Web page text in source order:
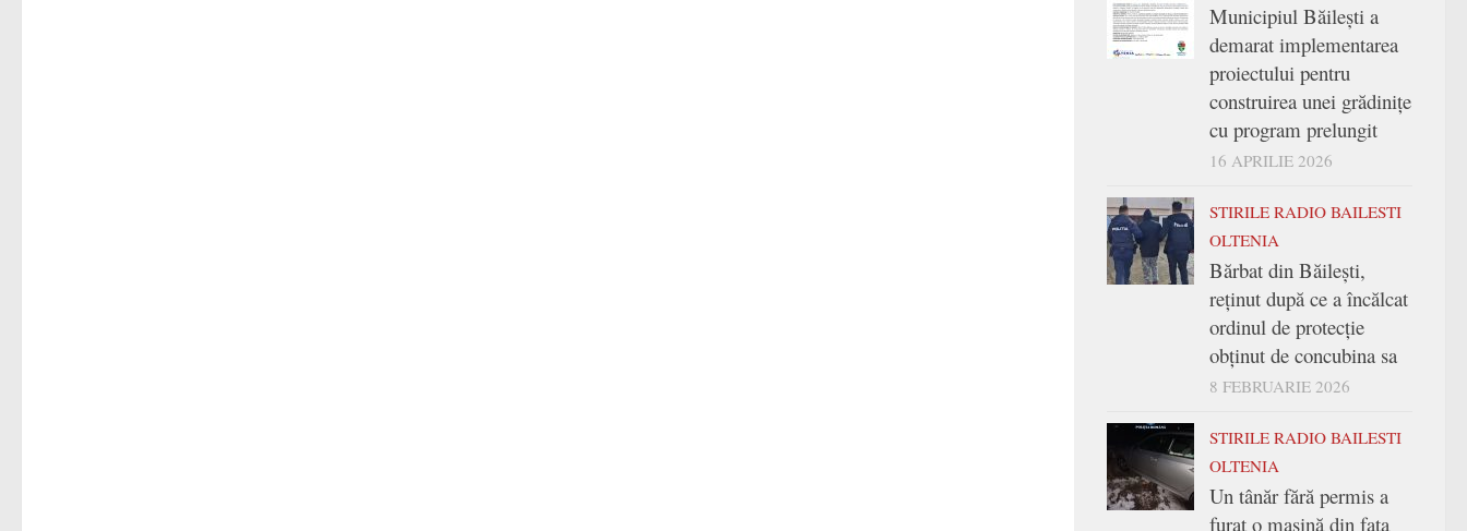
Municipiul Băilești a
demarat implementarea
proiectului pentru
construirea unei grădinițe
cu program prelungit
16 APRILIE 2026
STIRILE RADIO BAILESTI
OLTENIA
Bărbat din Băilești,
reținut după ce a încălcat
ordinul de protecție
obținut de concubina sa
8 FEBRUARIE 2026
STIRILE RADIO BAILESTI
OLTENIA
Un tânăr fără permis a
furat o mașină din fața